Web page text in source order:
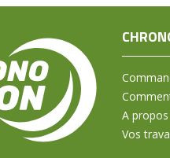
A propos
Vos